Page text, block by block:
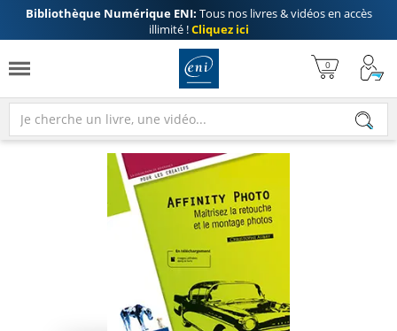
Bibliothèque Numérique ENI: Tous nos livres & vidéos en accès
illimité !Cliquez ici